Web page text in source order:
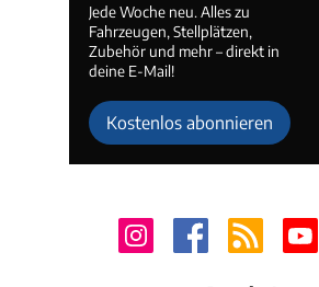
Jede Woche neu. Alles zu
Fahrzeugen, Stellplätzen,
Zubehör und mehr – direkt in
deine E-Mail!
Kostenlos abonnieren